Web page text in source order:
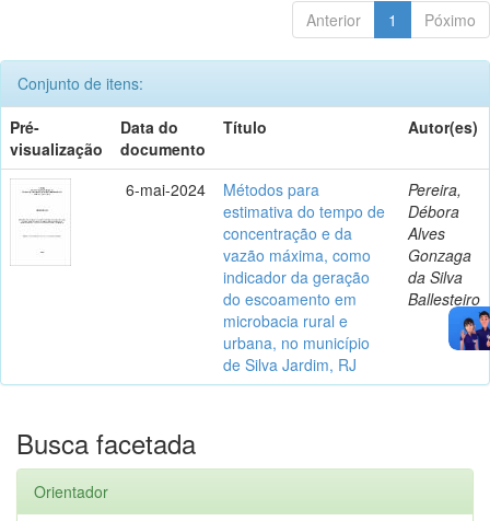
Anterior 1 Póximo
Conjunto de itens:
Pré-
visualização
Data do
documento
Título Autor(es)
6-mai-2024
Métodos para
estimativa do tempo de
concentração e da
vazão máxima, como
indicador da geração
do escoamento em
microbacia rural e
urbana, no município
de Silva Jardim, RJ
Pereira,
Débora
Alves
Gonzaga
da Silva
Ballesteiro
Busca facetada
Orientador